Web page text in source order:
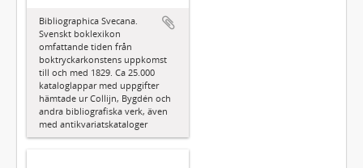
Bibliographica Svecana.
Svenskt boklexikon
omfattande tiden från
boktryckarkonstens uppkomst
till och med 1829. Ca 25.000
kataloglappar med uppgifter
hämtade ur Collijn, Bygdén och
andra bibliografiska verk, även
med antikvariatskataloger